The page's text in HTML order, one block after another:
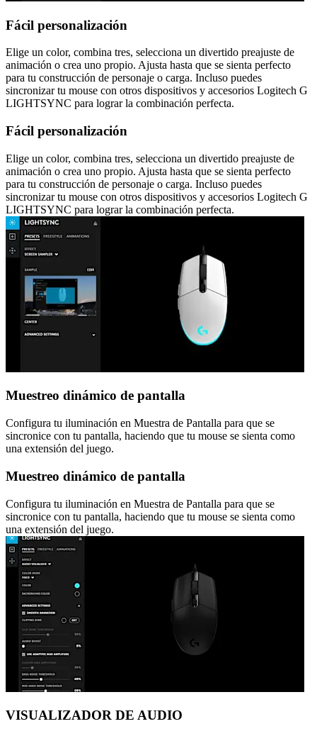
Fácil personalización
Elige un color, combina tres, selecciona un divertido preajuste de
animación o crea uno propio. Ajusta hasta que se sienta perfecto
para tu construcción de personaje o carga. Incluso puedes
sincronizar tu mouse con otros dispositivos y accesorios Logitech G
LIGHTSYNC para lograr la combinación perfecta.
Fácil personalización
Elige un color, combina tres, selecciona un divertido preajuste de
animación o crea uno propio. Ajusta hasta que se sienta perfecto
para tu construcción de personaje o carga. Incluso puedes
sincronizar tu mouse con otros dispositivos y accesorios Logitech G
LIGHTSYNC para lograr la combinación perfecta.
Muestreo dinámico de pantalla
Configura tu iluminación en Muestra de Pantalla para que se
sincronice con tu pantalla, haciendo que tu mouse se sienta como
una extensión del juego.
Muestreo dinámico de pantalla
Configura tu iluminación en Muestra de Pantalla para que se
sincronice con tu pantalla, haciendo que tu mouse se sienta como
una extensión del juego.
VISUALIZADOR DE AUDIO